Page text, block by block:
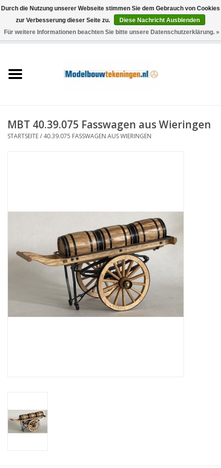
0 Artikel - €0,00
Schiffe
Holzbau
Dokumentation
Neue Zeichnungen
NEUE ZEITSCHRIFTEN
MBT 40.39.075 Fasswagen aus Wieringen
STARTSEITE/ 40.39.075 FASSWAGEN AUS WIERINGEN
Durch die Nutzung unserer Webseite stimmen Sie dem Gebrauch von Cookies
zur Verbesserung dieser Seite zu.
Diese Nachricht Ausblenden
Für weitere Informationen beachten Sie bitte unsere Datenschutzerklärung. »